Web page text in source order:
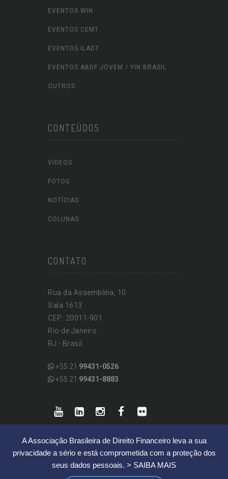
A Associação Brasileira de Direito Financeiro leva a sua
privacidade a sério e está comprometida com a proteção dos
seus dados pessoais. > SAIBA MAIS
EVENTOS WIN
EVENTOS CEMT
EVENTOS ILADT
EVENTOS ABDF JOVEM / YIN BRASIL
OUTROS
CONTEÚDOS
VÍDEOS
FOTOS
NOTÍCIAS
COLUNAS
CONTATO
Rua da Assembléia, 10
Sala 1613
CEP: 20011-901
Rio de Janeiro
RJ - Brasil
+55 21 99431-0526
+55 21 99431-8883